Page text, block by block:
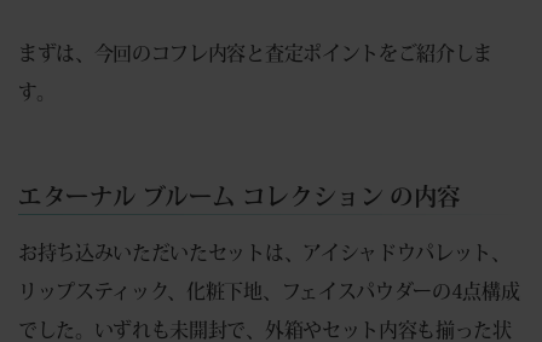
まずは、今回のコフレ内容と査定ポイントをご紹介しま
す。
エターナル ブルーム コレクション の内容
お持ち込みいただいたセットは、アイシャドウパレット、
リップスティック、化粧下地、フェイスパウダーの4点構成
でした。いずれも未開封で、外箱やセット内容も揃った状